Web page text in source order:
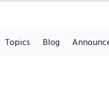
Topics Blog